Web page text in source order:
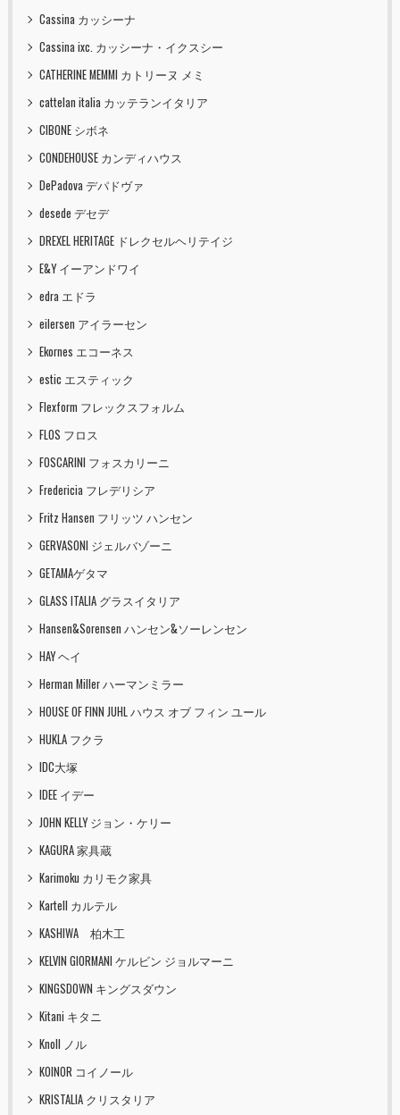
Cassina カッシーナ
Cassina ixc. カッシーナ・イクスシー
CATHERINE MEMMI カトリーヌ メミ
cattelan italia カッテランイタリア
CIBONE シボネ
CONDEHOUSE カンディハウス
DePadova デパドヴァ
desede デセデ
DREXEL HERITAGE ドレクセルヘリテイジ
E&Y イーアンドワイ
edra エドラ
eilersen アイラーセン
Ekornes エコーネス
estic エスティック
Flexform フレックスフォルム
FLOS フロス
FOSCARINI フォスカリーニ
Fredericia フレデリシア
Fritz Hansen フリッツ ハンセン
GERVASONI ジェルバゾーニ
GETAMAゲタマ
GLASS ITALIA グラスイタリア
Hansen&Sorensen ハンセン&ソーレンセン
HAY ヘイ
Herman Miller ハーマンミラー
HOUSE OF FINN JUHL ハウス オブ フィン ユール
HUKLA フクラ
IDC大塚
IDEE イデー
JOHN KELLY ジョン・ケリー
KAGURA 家具蔵
Karimoku カリモク家具
Kartell カルテル
KASHIWA 柏木工
KELVIN GIORMANI ケルビン ジョルマーニ
KINGSDOWN キングスダウン
Kitani キタニ
Knoll ノル
KOINOR コイノール
KRISTALIA クリスタリア